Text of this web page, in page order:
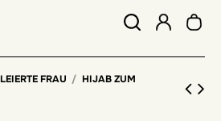
FRAU
HIJAB ZUM